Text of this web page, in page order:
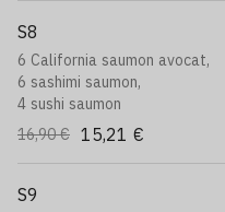
S8
6 California saumon avocat,
6 sashimi saumon,
4 sushi saumon
16,90 € 15,21 €
S9